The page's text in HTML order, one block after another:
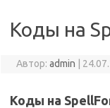
Коды на
Автор: admin
Коды на